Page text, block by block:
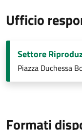
Ufficio
Settore
Piazza Duchessa
Formati